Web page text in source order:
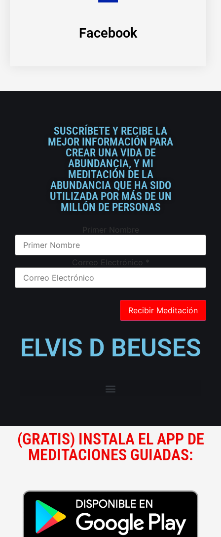
Facebook
SUSCRÍBETE Y RECIBE LA
MEJOR INFORMACIÓN PARA
CREAR UNA VIDA DE
ABUNDANCIA, Y MI
MEDITACIÓN DE LA
ABUNDANCIA QUE HA SIDO
UTILIZADA POR MÁS DE UN
MILLÓN DE PERSONAS
Primer Nombre
Correo Electrónico *
ELVIS D BEUSES
(GRATIS) INSTALA EL APP DE
MEDITACIONES GUIADAS: